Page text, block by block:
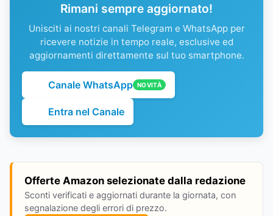
Rimani sempre aggiornato!
Unisciti ai nostri canali Telegram e WhatsApp per
ricevere notizie in tempo reale, esclusive ed
aggiornamenti direttamente sul tuo smartphone.
Canale WhatsApp NOVITÀ
Entra nel Canale
Offerte Amazon selezionate dalla redazione
Sconti verificati e aggiornati durante la giornata, con
segnalazione degli errori di prezzo.